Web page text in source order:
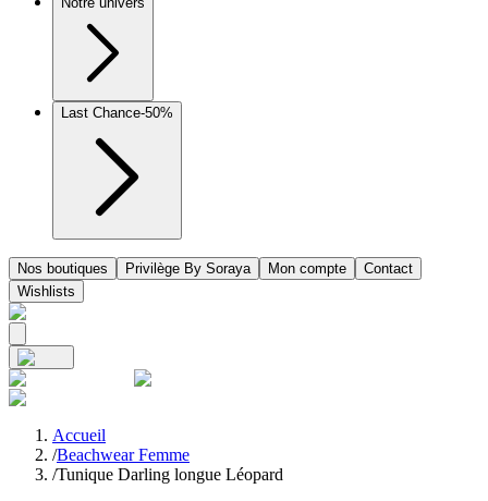
Last Chance-50%
Nos boutiques Privilège By Soraya Mon compte
Contact
Wishlists
Accueil
/Beachwear Femme
/Tunique Darling longue Léopard